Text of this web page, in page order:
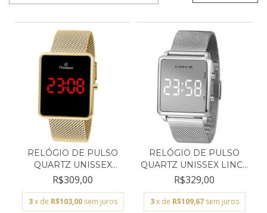
RELÓGIO DE PULSO
QUARTZ UNISSEX
CHAMPION...
R$309,00
3 x de R$103,00 sem juros
RELÓGIO DE PULSO
QUARTZ UNISSEX LINCE
MD...
R$329,00
3 x de R$109,67 sem juros